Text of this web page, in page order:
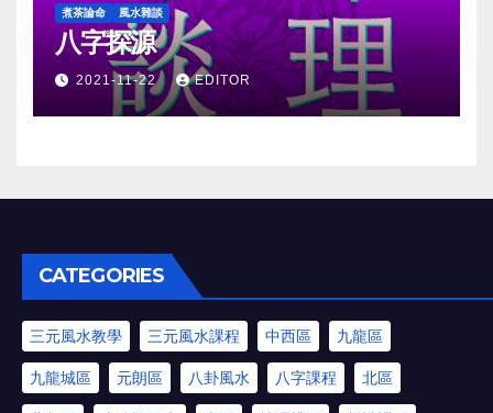
煮茶論命 風水雜談
八字探源
2021-11-22 EDITOR
CATEGORIES
三元風水教學 三元風水課程 中西區 九龍區
九龍城區 元朗區 八卦風水 八字課程 北區